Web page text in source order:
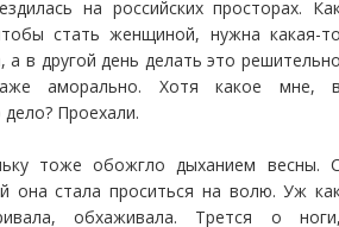
на российских просторах.
стать женщиной, нужна какая-
а в другой день делать это
аморально. Хотя какое мне,
Проехали.
тоже обожгло дыханием весны.
она стала проситься на волю. Уж
обхаживала. Трется о